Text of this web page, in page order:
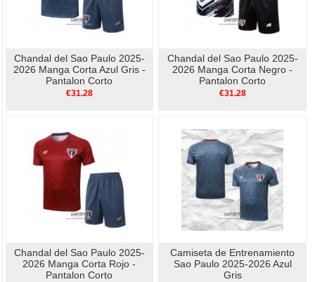
Chandal del Sao Paulo 2025-
2026 Manga Corta Azul Gris -
Pantalon Corto
€31.28
Chandal del Sao Paulo 2025-
2026 Manga Corta Negro -
Pantalon Corto
€31.28
Chandal del Sao Paulo 2025-
2026 Manga Corta Rojo -
Pantalon Corto
Camiseta de Entrenamiento
Sao Paulo 2025-2026 Azul
Gris